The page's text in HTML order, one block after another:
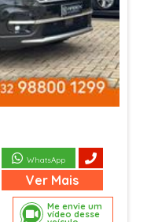
Me envie um
vídeo desse
WhatsApp
Ver Mais